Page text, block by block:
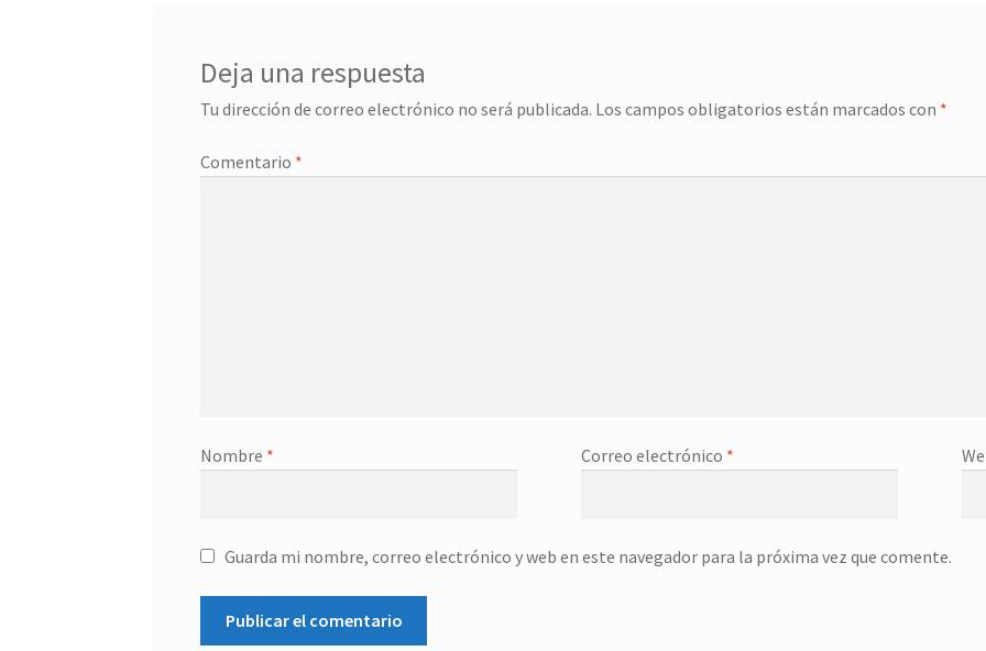
Deja una respuesta
Tu dirección de correo electrónico no será publicada. Los campos obligatorios están marcados con *
Comentario *
Nombre * Correo electrónico *
Guarda mi nombre, correo electrónico y web en este navegador para la próxima vez que comente.